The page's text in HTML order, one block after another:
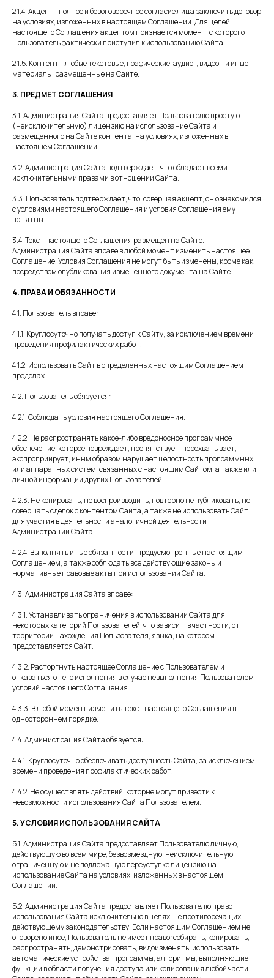
2.1.4. Акцепт - полное и безоговорочное согласие лица заключить договор
на условиях, изложенных в настоящем Соглашении. Для целей
настоящего Соглашения акцептом признается момент, с которого
Пользователь фактически приступил к использованию Сайта.
2.1.5. Контент – любые текстовые, графические, аудио-, видео-, и иные
материалы, размещенные на Сайте.
3. ПРЕДМЕТ СОГЛАШЕНИЯ
3.1. Администрация Сайта предоставляет Пользователю простую
(неисключительную) лицензию на использование Сайта и
размещенного на Сайте контента, на условиях, изложенных в
настоящем Соглашении.
3.2. Администрация Сайта подтверждает, что обладает всеми
исключительными правами в отношении Сайта.
3.3. Пользователь подтверждает, что, совершая акцепт, он ознакомился
с условиями настоящего Соглашения и условия Соглашения ему
понятны.
3.4. Текст настоящего Соглашения размещен на Сайте.
Администрация Сайта вправе в любой момент изменить настоящее
Соглашение. Условия Соглашения не могут быть изменены, кроме как
посредством опубликования изменённого документа на Сайте.
4. ПРАВА И ОБЯЗАННОСТИ
4.1. Пользователь вправе:
4.1.1. Круглосуточно получать доступ к Сайту, за исключением времени
проведения профилактических работ.
4.1.2. Использовать Сайт в определенных настоящим Соглашением
пределах.
4.2. Пользователь обязуется:
4.2.1. Соблюдать условия настоящего Соглашения.
4.2.2. Не распространять какое-либо вредоносное программное
обеспечение, которое повреждает, препятствует, перехватывает,
экспроприирует, иным образом нарушает целостность программных
или аппаратных систем, связанных с настоящим Сайтом, а также или
личной информации других Пользователей.
4.2.3. Не копировать, не воспроизводить, повторно не публиковать, не
совершать сделок с контентом Сайта, а также не использовать Сайт
для участия в деятельности аналогичной деятельности
Администрации Сайта.
4.2.4. Выполнять иные обязанности, предусмотренные настоящим
Соглашением, а также соблюдать все действующие законы и
нормативные правовые акты при использовании Сайта.
4.3. Администрация Сайта вправе:
4.3.1. Устанавливать ограничения в использовании Сайта для
некоторых категорий Пользователей, что зависит, в частности, от
территории нахождения Пользователя, языка, на котором
предоставляется Сайт.
4.3.2. Расторгнуть настоящее Соглашение с Пользователем и
отказаться от его исполнения в случае невыполнения Пользователем
условий настоящего Соглашения.
4.3.3. В любой момент изменить текст настоящего Соглашения в
одностороннем порядке.
4.4. Администрация Сайта обязуется:
4.4.1. Круглосуточно обеспечивать доступность Сайта, за исключением
времени проведения профилактических работ.
4.4.2. Не осуществлять действий, которые могут привести к
невозможности использования Сайта Пользователем.
5. УСЛОВИЯ ИСПОЛЬЗОВАНИЯ САЙТА
5.1. Администрация Сайта предоставляет Пользователю личную,
действующую во всем мире, безвозмездную, неисключительную,
ограниченную и не подлежащую переуступке лицензию на
использование Сайта на условиях, изложенных в настоящем
Соглашении.
5.2. Администрация Сайта предоставляет Пользователю право
использования Сайта исключительно в целях, не противоречащих
действующему законодательству. Если настоящим Соглашением не
оговорено иное, Пользователь не имеет право: собирать, копировать,
распространять, демонстрировать, видоизменять, использовать
автоматические устройства, программы, алгоритмы, выполняющие
функции в области получения доступа или копирования любой части